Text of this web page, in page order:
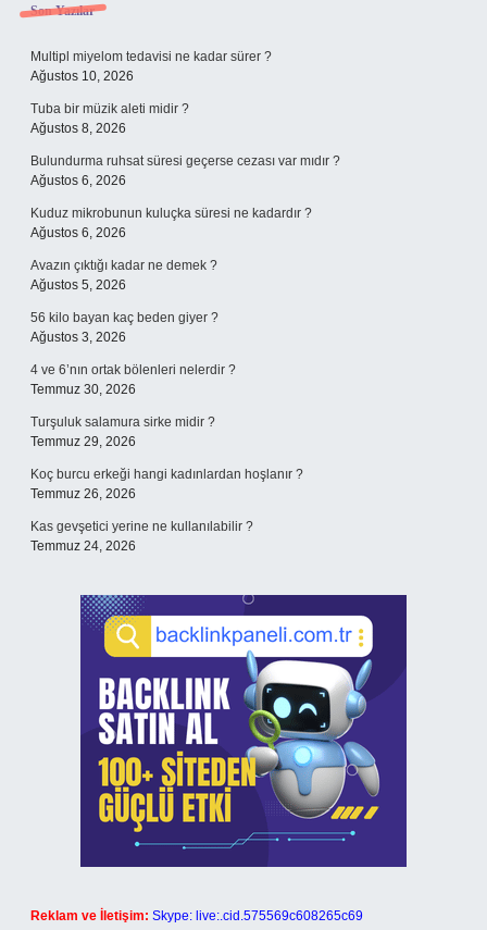
Sidebar
Son Yazılar
Multipl miyelom tedavisi ne kadar sürer ?
Ağustos 10, 2026
Tuba bir müzik aleti midir ?
Ağustos 8, 2026
Bulundurma ruhsat süresi geçerse cezası var mıdır ?
Ağustos 6, 2026
Kuduz mikrobunun kuluçka süresi ne kadardır ?
Ağustos 6, 2026
Avazın çıktığı kadar ne demek ?
Ağustos 5, 2026
56 kilo bayan kaç beden giyer ?
Ağustos 3, 2026
4 ve 6’nın ortak bölenleri nelerdir ?
Temmuz 30, 2026
Turşuluk salamura sirke midir ?
Temmuz 29, 2026
Koç burcu erkeği hangi kadınlardan hoşlanır ?
Temmuz 26, 2026
Kas gevşetici yerine ne kullanılabilir ?
Temmuz 24, 2026
Reklam ve İletişim: Skype: live:.cid.575569c608265c69